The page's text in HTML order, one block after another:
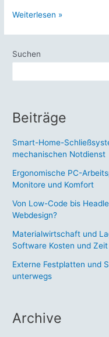
Materialwirtschaft
–
Kosten
Zeit
spart
Weiterlesen »
Suchen
Beiträge
Smart-Home-
mechanischen Notdienst
Ergonomische PC-
Monitore und Komfort
Von Low-Code bis
Webdesign?
Materialwirtschaft und
Software Kosten und
Externe Festplatten und
unterwegs
Archive